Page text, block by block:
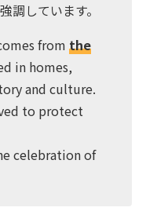
調しています。
from the
in homes,
and culture.
to protect
celebration of